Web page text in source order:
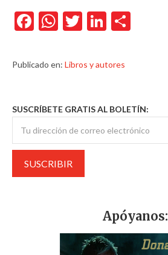
Facebook
WhatsApp
TwitterLinkedIn
Publicado en: Libros y autores
SUSCRÍBETE GRATIS AL BOLETÍN:
Apóyanos: